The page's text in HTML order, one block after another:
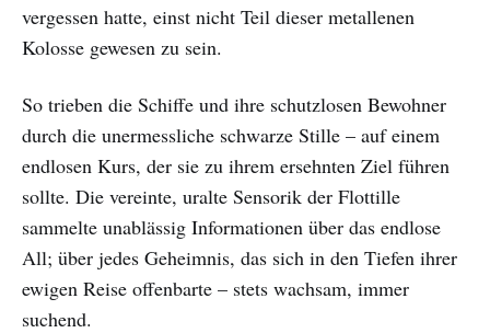
vergessen hatte, einst nicht Teil dieser metallenen
Kolosse gewesen zu sein.
So trieben die Schiffe und ihre schutzlosen Bewohner
durch die unermessliche schwarze Stille – auf einem
endlosen Kurs, der sie zu ihrem ersehnten Ziel führen
sollte. Die vereinte, uralte Sensorik der Flottille
sammelte unablässig Informationen über das endlose
All; über jedes Geheimnis, das sich in den Tiefen ihrer
ewigen Reise offenbarte – stets wachsam, immer
suchend.